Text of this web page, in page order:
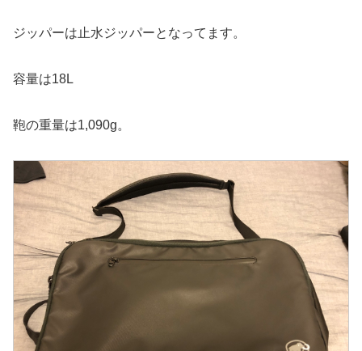
ジッパーは止水ジッパーとなってます。
容量は18L
鞄の重量は1,090g。